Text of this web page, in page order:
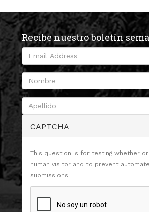
Recibe nuestro boletín
CAPTCHA
This question is for testing whether
human visitor and to prevent
submissions.